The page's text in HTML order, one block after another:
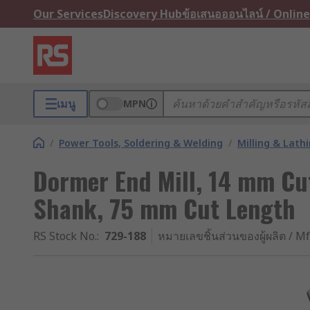
Our ServicesDiscovery Hubข้อเสนอออนไลน์ /
เมนู MPN
/ Power Tools, Soldering & Welding / Milling &
Dormer End Mill, 14 mm
Shank, 75 mm Cut Length
RS Stock No.: 729-188 หมายเลขชิ้นส่วนของผู้ผลิต /